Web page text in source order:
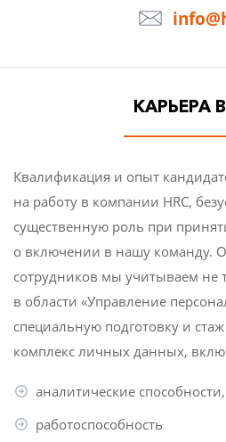
Новости компании
НОВОСТИ
КОНТАКТЫ
КАРЬЕРА В
Квалификация и опыт
на работу в компании HRC,
существенную роль при
о включении в нашу команду.
сотрудников мы учитываем не
в области «Управление
специальную подготовку и
комплекс личных данных,
аналитические
работоспособность